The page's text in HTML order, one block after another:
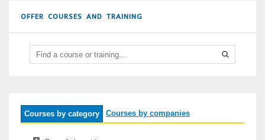
OFFER COURSES AND TRAINING
Courses by category Courses by companies